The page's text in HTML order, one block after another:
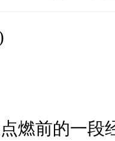
燃前的一段